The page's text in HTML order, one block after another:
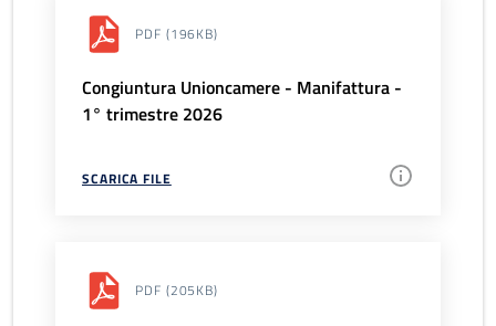
PDF (196KB)
Congiuntura Unioncamere - Manifattura -
1° trimestre 2026
SCARICA FILE
PDF (205KB)